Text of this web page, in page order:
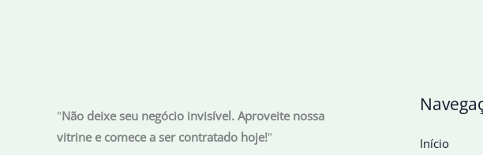
"Não deixe seu negócio invisível. Aproveite nossa
vitrine e comece a ser contratado hoje!"
Início